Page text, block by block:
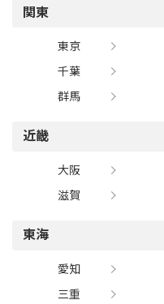
関東
東京
千葉
群馬
近畿
大阪
滋賀
東海
愛知
三重